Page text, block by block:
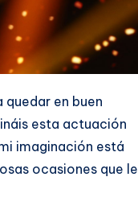
quedar en buen
esta actuación
imaginación está
ocasiones que le